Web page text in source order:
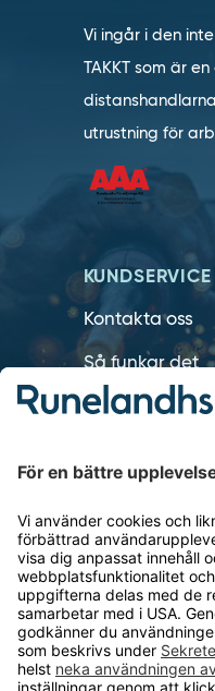
Vi ingår i den
TAKKT som är
utrustning för
KUNDSERVICE
Kontakta oss
Så funkar det
Cookie
OM
Om